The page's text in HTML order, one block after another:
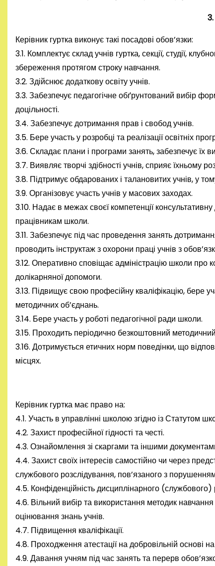
Керівник гуртка виконує такі посадові обов’язки:
3.1. Комплектує склад учнів гуртка, секції, студії,
збереження протягом строку навчання.
3.2. Здійснює додаткову освіту учнів.
3.3. Забезпечує педагогічне обґрунтований вибір
доцільності.
3.4. Забезпечує дотримання прав і свобод учнів.
3.5. Бере участь у розробці та реалізації освітніх
3.6. Складає плани і програми занять, забезпечує їх
3.7. Виявляє творчі здібності учнів, сприяє їхньому
3.8. Підтримує обдарованих і талановитих учнів, у
3.9. Організовує участь учнів у масових заходах.
3.10. Надає в межах своєї компетенції
працівникам школи.
3.11. Забезпечує під час проведення занять
проводить інструктаж з охорони праці учнів з
3.12. Оперативно сповіщає адміністрацію школи
долікарняної допомоги.
3.13. Підвищує свою професійну кваліфікацію, бере
методичних об’єднань.
3.14. Бере участь у роботі педагогічної ради школи.
3.15. Проходить періодично безкоштовний
3.16. Дотримується етичних норм поведінки, що
місцях.
Керівник гуртка має право на:
4.1. Участь в управлінні школою згідно із Статутом
4.2. Захист професійної гідності та честі.
4.3. Ознайомлення зі скаргами та іншими
4.4. Захист своїх інтересів самостійно чи через
службового розслідування, пов’язаного з
4.5. Конфіденційність дисциплінарного
4.6. Вільний вибір та використання методик навчання
оцінювання знань учнів.
4.7. Підвищення кваліфікації.
4.8. Проходження атестації на добровільній основі
4.9. Давання учням під час занять та перерв